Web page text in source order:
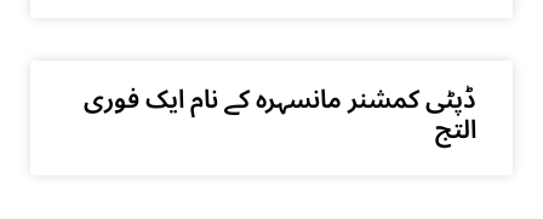
ڈپٹی کمشنر مانسہرہ کے نام ایک فوری
التج